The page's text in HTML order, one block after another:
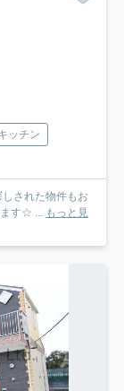
ッチン
された物件もお
ます☆ ... もっと見